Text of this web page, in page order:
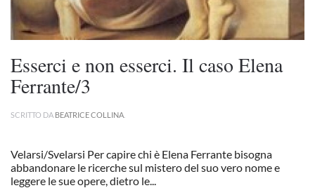
Esserci e non esserci. Il caso Elena
Ferrante/3
SCRITTO DA BEATRICE COLLINA
Velarsi/Svelarsi Per capire chi è Elena Ferrante bisogna
abbandonare le ricerche sul mistero del suo vero nome e
leggere le sue opere, dietro le...